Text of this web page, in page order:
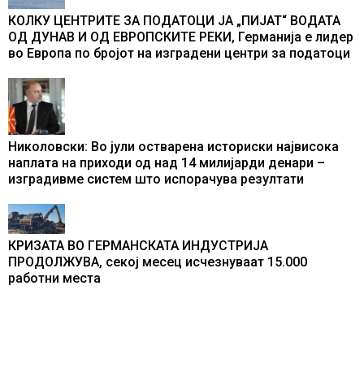
КОЛКУ ЦЕНТРИТЕ ЗА ПОДАТОЦИ ЈА „ПИЈАТ“ ВОДАТА
ОД ДУНАВ И ОД ЕВРОПСКИТЕ РЕКИ, Германија е лидер
во Европа по бројот на изградени центри за податоци
Николовски: Во јули остварена историски највисока
наплата на приходи од над 14 милијарди денари –
изградивме систем што испорачува резултати
КРИЗАТА ВО ГЕРМАНСКАТА ИНДУСТРИЈА
ПРОДОЛЖУВА, секој месец исчезнуваат 15.000
работни места